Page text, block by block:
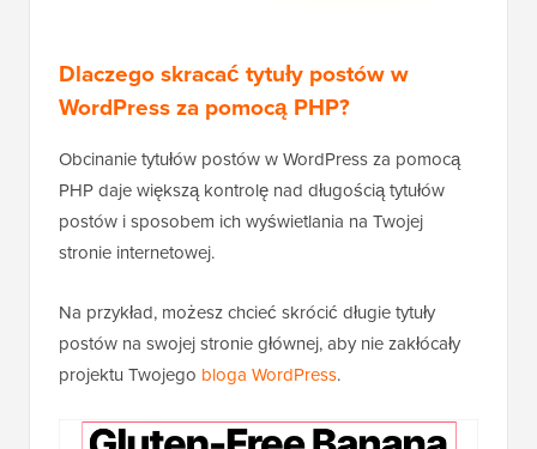
Dlaczego skracać tytuły postów w
WordPress za pomocą PHP?
Obcinanie tytułów postów w WordPress za pomocą
PHP daje większą kontrolę nad długością tytułów
postów i sposobem ich wyświetlania na Twojej
stronie internetowej.
Na przykład, możesz chcieć skrócić długie tytuły
postów na swojej stronie głównej, aby nie zakłócały
projektu Twojego bloga WordPress.